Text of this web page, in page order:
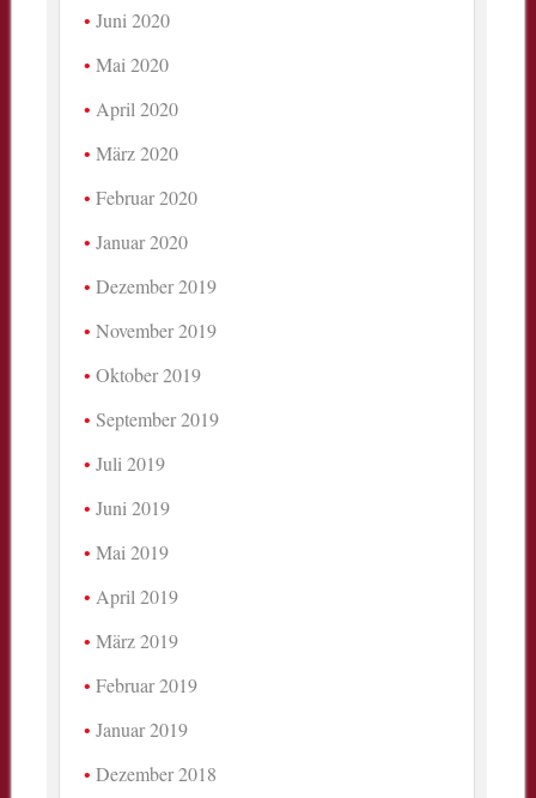
Juni 2020
Mai 2020
April 2020
März 2020
Februar 2020
Januar 2020
Dezember 2019
November 2019
Oktober 2019
September 2019
Juli 2019
Juni 2019
Mai 2019
April 2019
März 2019
Februar 2019
Januar 2019
Dezember 2018